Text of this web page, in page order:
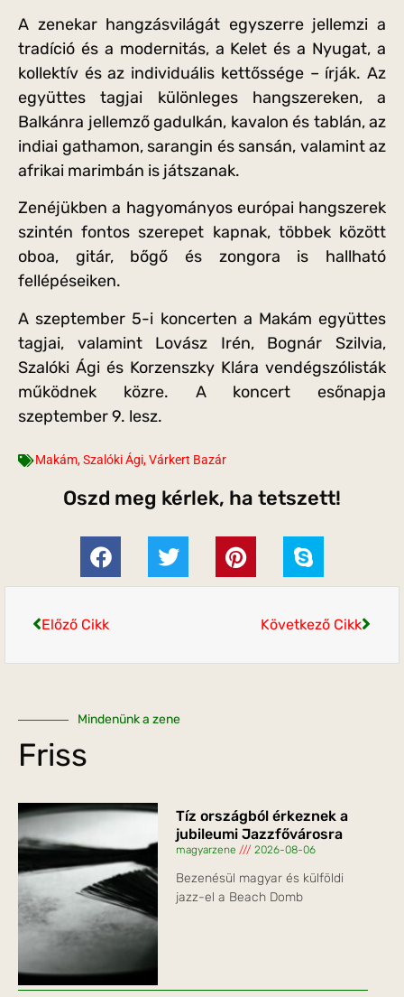
A zenekar hangzásvilágát egyszerre jellemzi a
tradíció és a modernitás, a Kelet és a Nyugat, a
kollektív és az individuális kettőssége – írják. Az
együttes tagjai különleges hangszereken, a
Balkánra jellemző gadulkán, kavalon és tablán, az
indiai gathamon, sarangin és sansán, valamint az
afrikai marimbán is játszanak.
Zenéjükben a hagyományos európai hangszerek
szintén fontos szerepet kapnak, többek között
oboa, gitár, bőgő és zongora is hallható
fellépéseiken.
A szeptember 5-i koncerten a Makám együttes
tagjai, valamint Lovász Irén, Bognár Szilvia,
Szalóki Ági és Korzenszky Klára vendégszólisták
működnek közre. A koncert esőnapja
szeptember 9. lesz.
Makám,Szalóki Ági,Várkert Bazár
Oszd meg kérlek, ha tetszett!
Előző Cikk Következő Cikk
Mindenünk a zene
Friss
Tíz országból érkeznek a
jubileumi Jazzfővárosra
magyarzene 2026-08-06
Bezenésül magyar és külföldi
jazz-el a Beach Domb